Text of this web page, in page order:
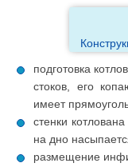
подготовка
стоков, его
имеет
стенки
на дно
размещение